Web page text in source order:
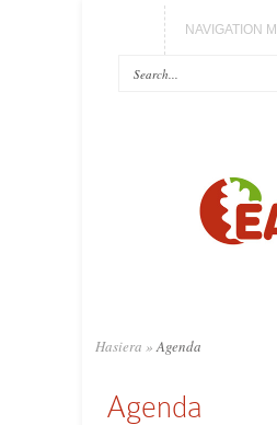
NAVIGATION
Hasiera » Agenda
Agenda